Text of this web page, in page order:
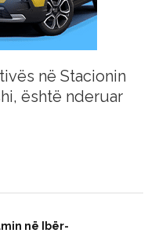
në Stacionin
është nderuar
në Ibër-